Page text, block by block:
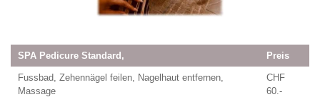
SPA Pedicure Standard, Preis
Fussbad, Zehennägel feilen, Nagelhaut entfernen,
Massage
CHF
60.-